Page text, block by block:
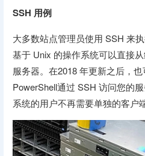
SSH 用例
大多数站点管理员使用 SSH 来
基于 Unix 的操作系统可以直接
服务器。在2018 年更新之后，
PowerShell通过 SSH 访问您的
系统的用户不再需要单独的客户